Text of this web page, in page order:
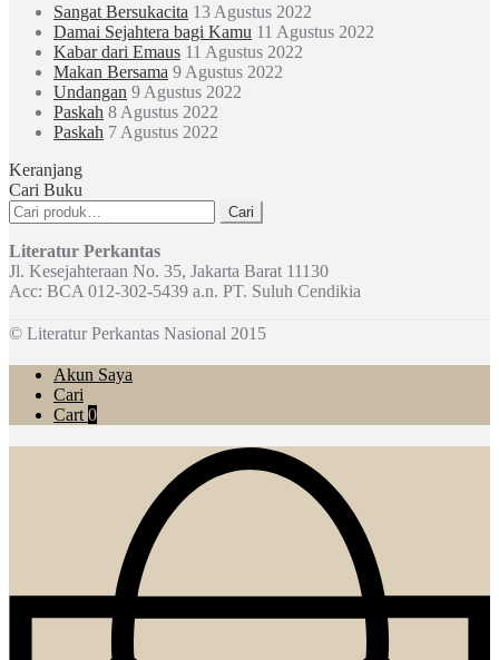
Sangat Bersukacita 13 Agustus 2022
Damai Sejahtera bagi Kamu 11 Agustus 2022
Kabar dari Emaus 11 Agustus 2022
Makan Bersama 9 Agustus 2022
Undangan 9 Agustus 2022
Paskah 8 Agustus 2022
Paskah 7 Agustus 2022
Keranjang
Cari Buku
Pencarian
untuk:
Cari
Literatur Perkantas
Jl. Kesejahteraan No. 35, Jakarta Barat 11130
Acc: BCA 012-302-5439 a.n. PT. Suluh Cendikia
© Literatur Perkantas Nasional 2015
Akun Saya
Cari
Cart 0